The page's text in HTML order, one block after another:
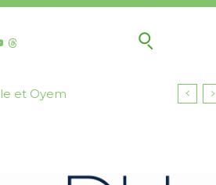
et Oyem
Sukhumvit 39